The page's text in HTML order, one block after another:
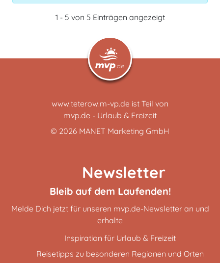
1 - 5 von 5 Einträgen angezeigt
www.teterow.m-vp.de ist Teil von
mvp.de - Urlaub & Freizeit
© 2026 MANET Marketing GmbH
Newsletter
Bleib auf dem Laufenden!
Melde Dich jetzt für unseren mvp.de-Newsletter an und
erhalte
Inspiration für Urlaub & Freizeit
Reisetipps zu besonderen Regionen und Orten